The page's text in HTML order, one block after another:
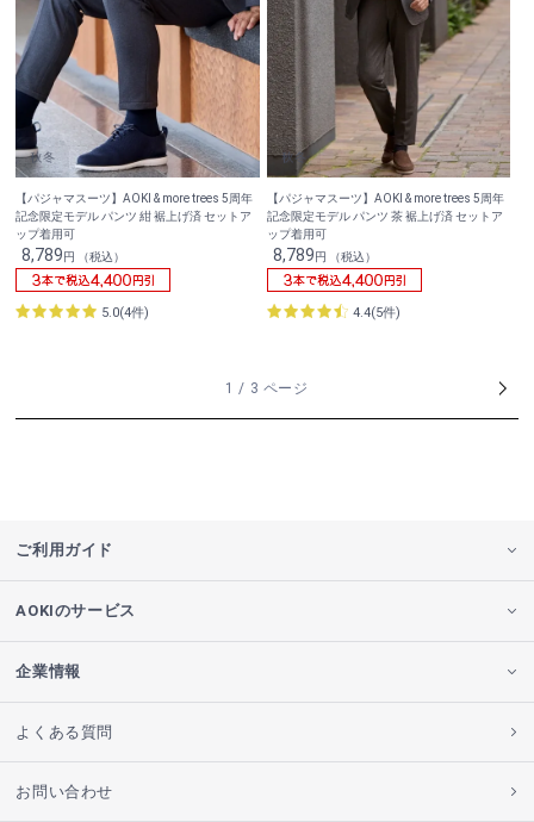
【パジャマスーツ】AOKI & more trees 5周年
記念限定モデル パンツ 紺 裾上げ済 セットア
ップ着用可
8,789円 （税込）
5.0(4件)
【パジャマスーツ】AOKI & more trees 5周年
記念限定モデル パンツ 茶 裾上げ済 セットア
ップ着用可
8,789円 （税込）
4.4(5件)
1 / 3 ページ
ご利用ガイド
AOKIのサービス
企業情報
よくある質問
お問い合わせ